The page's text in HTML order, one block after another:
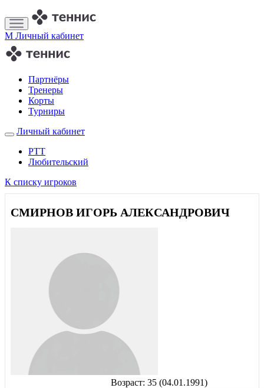
M Личный кабинет
Партнёры
Тренеры
Корты
Турниры
Личный кабинет
РТТ
Любительский
К списку игроков
СМИРНОВ ИГОРЬ АЛЕКСАНДРОВИЧ
Возраст: 35 (04.01.1991)